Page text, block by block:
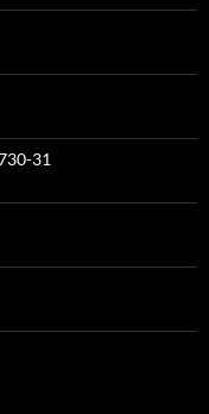
31